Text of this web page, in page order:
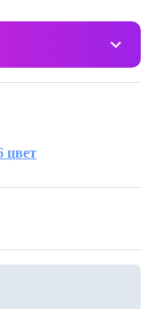
keyboard_arrow_down
цвет